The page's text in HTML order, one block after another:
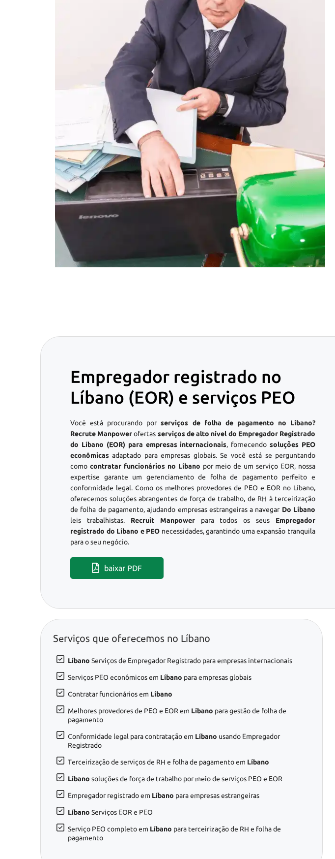
Empregador registrado no
Líbano (EOR) e serviços PEO
Você está procurando porserviços de folha de pagamento no Líbano?
Recrute Manpowerofertas serviços de alto nível do Empregador Registrado
do Líbano (EOR) para empresas internacionais, fornecendosoluções PEO
econômicas adaptado para empresas globais. Se você está se perguntando
como contratar funcionários no Líbano por meio de um serviço EOR, nossa
expertise garante um gerenciamento de folha de pagamento perfeito e
conformidade legal. Como os melhores provedores de PEO e EOR no Líbano,
oferecemos soluções abrangentes de força de trabalho, de RH à terceirização
de folha de pagamento, ajudando empresas estrangeiras a navegar Do Líbano
leis trabalhistas. Recruit Manpowerpara todos os seus Empregador
registrado do Líbano e PEO necessidades, garantindo uma expansão tranquila
para o seu negócio.
baixar PDF
Serviços que oferecemos no Líbano
Líbano Serviços de Empregador Registrado para empresas internacionais
Serviços PEO econômicos em Líbano para empresas globais
Contratar funcionários em Líbano
Melhores provedores de PEO e EOR em Líbano para gestão de folha de
pagamento
Conformidade legal para contratação em Líbano usando Empregador
Registrado
Terceirização de serviços de RH e folha de pagamento em Líbano
Líbano soluções de força de trabalho por meio de serviços PEO e EOR
Empregador registrado em Líbano para empresas estrangeiras
Líbano Serviços EOR e PEO
Serviço PEO completo em Líbano para terceirização de RH e folha de
pagamento